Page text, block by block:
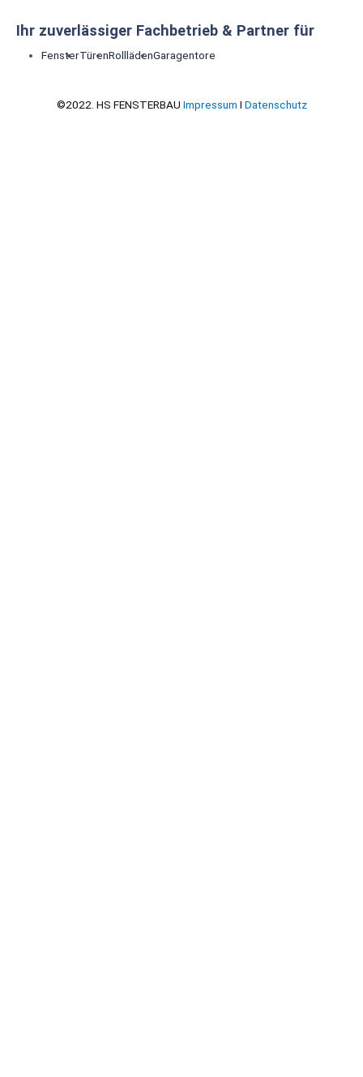
Ihr zuverlässiger Fachbetrieb & Partner für
FensterTürenRolllädenGaragentore
©2022. HS FENSTERBAU Impressum I Datenschutz